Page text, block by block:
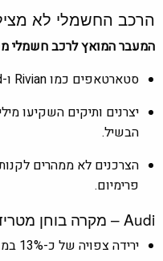
הרכב החשמלי לא
המעבר המואץ לרכב חשמלי
סטארטאפים כמוRivianו-Lucid שורפים מזומנים בקצב קיצוני.
יצרנים ותיקים השקיעו
הבשיל.
הצרכנים לא ממהרים
פרימיום.
Audi– מקרה בוחן מטריד
ירידה צפויה של כ-13% במכירות בארה״ב ב-2026.